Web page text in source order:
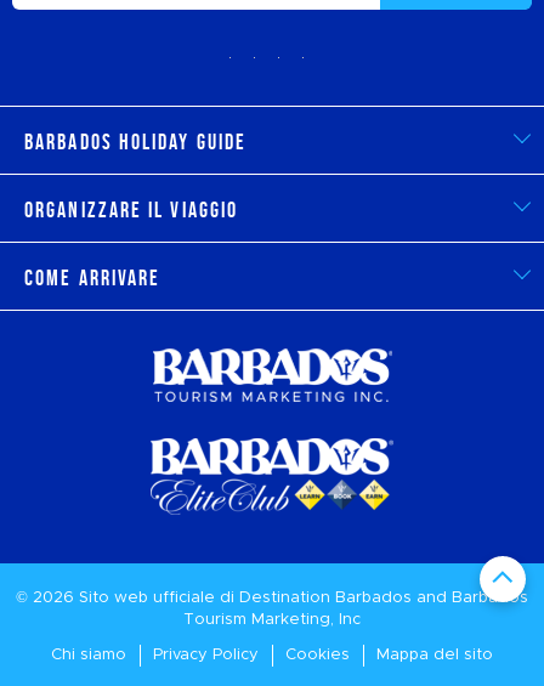
Barbados Holiday Guide
Organizzare il viaggio
Come arrivare
© 2026 Sito web ufficiale di Destination Barbados and Barbados
Tourism Marketing, Inc
Chi siamo Privacy Policy Cookies Mappa del sito